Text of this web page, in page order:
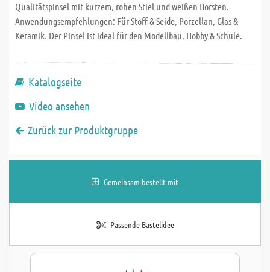
Qualitätspinsel mit kurzem, rohen Stiel und weißen Borsten.
Anwendungsempfehlungen: Für Stoff & Seide, Porzellan, Glas &
Keramik. Der Pinsel ist ideal für den Modellbau, Hobby & Schule.
Katalogseite
Video ansehen
Zurück zur Produktgruppe
Gemeinsam bestellt mit
Passende Bastelidee